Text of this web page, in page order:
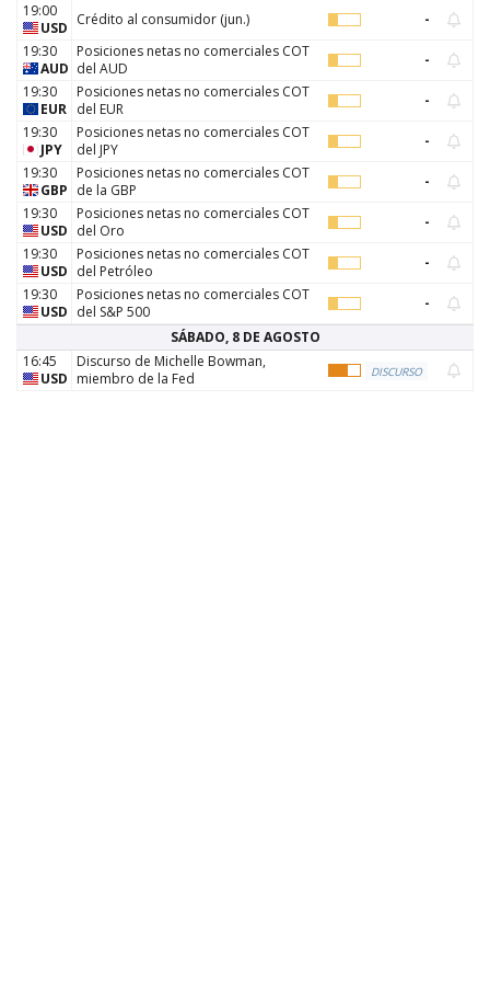
19:00
USD Crédito al consumidor (jun.)
-
19:30
AUD
Posiciones netas no comerciales COT
del AUD
-
19:30
EUR
Posiciones netas no comerciales COT
del EUR
-
19:30
JPY
Posiciones netas no comerciales COT
del JPY
-
19:30
GBP
Posiciones netas no comerciales COT
de la GBP
-
19:30
USD
Posiciones netas no comerciales COT
del Oro
-
19:30
USD
Posiciones netas no comerciales COT
del Petróleo
-
19:30
USD
Posiciones netas no comerciales COT
del S&P 500
-
SÁBADO, 8 DE AGOSTO
16:45
USD
Discurso de Michelle Bowman,
miembro de la Fed
DISCURSO